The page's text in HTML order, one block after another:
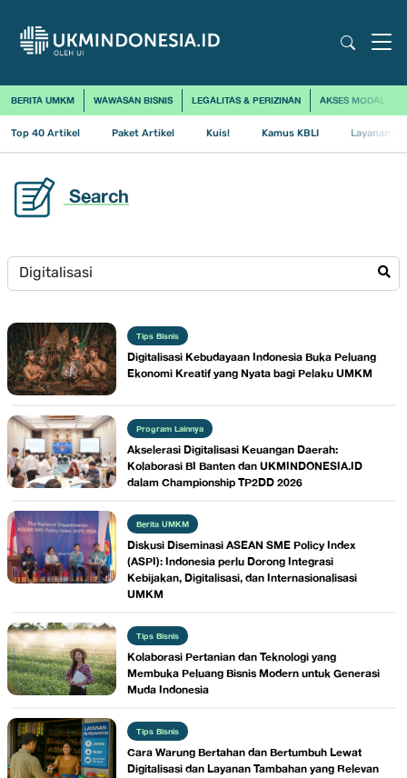
BERITA UMKM WAWASAN BISNIS LEGALITAS & PERIZINAN AKSES MODAL
Top 40 Artikel Paket Artikel Kuis! Kamus KBLI Layanan
Search
Tips Bisnis
Digitalisasi Kebudayaan Indonesia Buka Peluang
Ekonomi Kreatif yang Nyata bagi Pelaku UMKM
Program Lainnya
Akselerasi Digitalisasi Keuangan Daerah:
Kolaborasi BI Banten dan UKMINDONESIA.ID
dalam Championship TP2DD 2026
Berita UMKM
Diskusi Diseminasi ASEAN SME Policy Index
(ASPI): Indonesia perlu Dorong Integrasi
Kebijakan, Digitalisasi, dan Internasionalisasi
UMKM
Tips Bisnis
Kolaborasi Pertanian dan Teknologi yang
Membuka Peluang Bisnis Modern untuk Generasi
Muda Indonesia
Tips Bisnis
Cara Warung Bertahan dan Bertumbuh Lewat
Digitalisasi dan Layanan Tambahan yang Relevan